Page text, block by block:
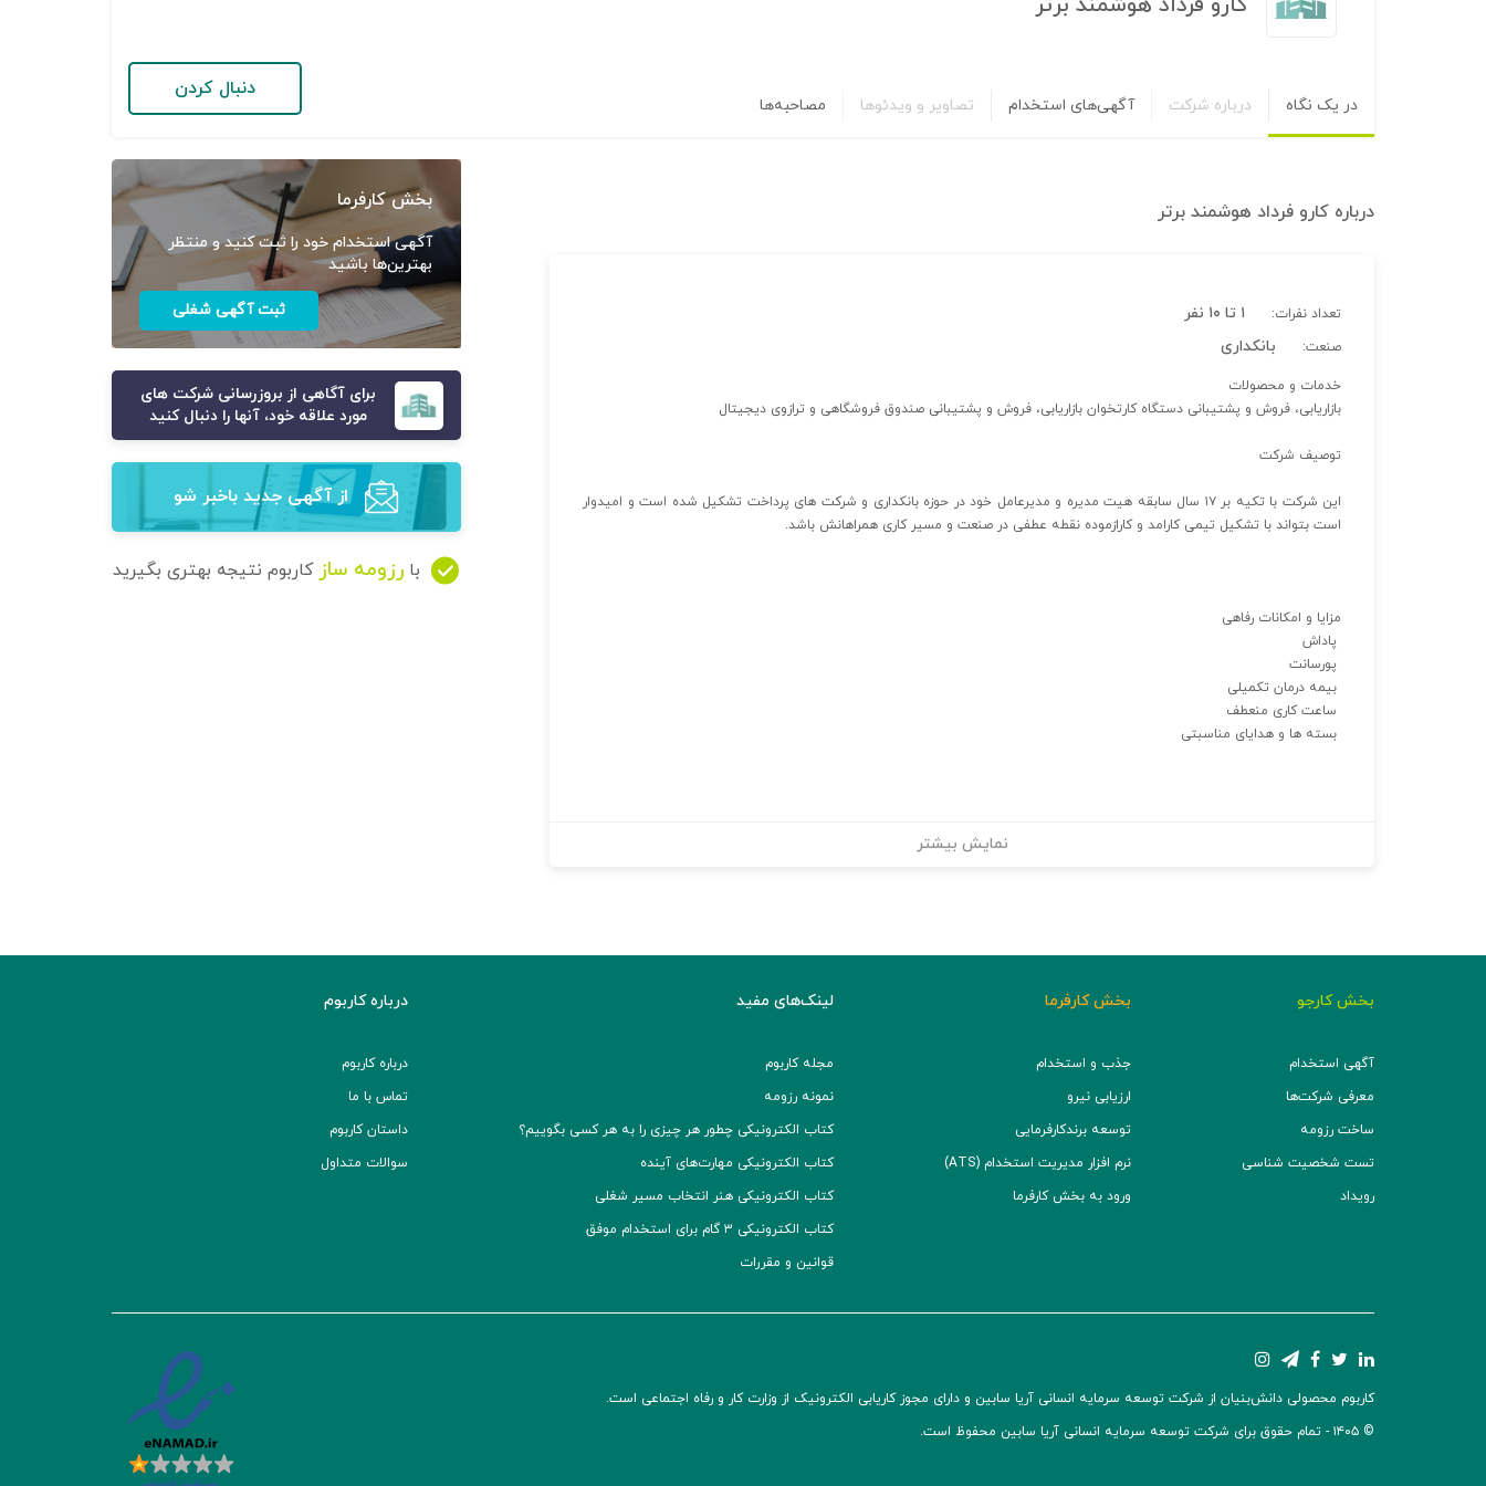
در یک نگاه درباره شرکت آگهی‌های استخدام تصاویر و ویدئوها مصاحبه‌ها
دنبال کردن
درباره کارو فرداد هوشمند برتر
تعداد نفرات: ۱ تا ۱۰ نفر
صنعت: بانکداری
خدمات و محصولات
بازاریابی، فروش و پشتیبانی دستگاه کارتخوان بازاریابی، فروش و پشتیبانی صندوق فروشگاهی و ترازوی دیجیتال
توصیف شرکت
این شرکت با تکیه بر ۱۷ سال سابقه هیت مدیره و مدیرعامل خود در حوزه بانکداری و شرکت های پرداخت تشکیل شده است و امیدوار
است بتواند با تشکیل تیمی کارامد و کارازموده نقطه عطفی در صنعت و مسیر کاری همراهانش باشد.
مزایا و امکانات رفاهی
پاداش
پورسانت
بیمه درمان تکمیلی
ساعت کاری منعطف
بسته ها و هدایای مناسبتی
نمایش بیشتر
بخش کارفرما
آگهی استخدام خود را ثبت کنید و منتظر
بهترین‌ها باشید
ثبت آگهی شغلی
برای آگاهی از بروزرسانی شرکت های
مورد علاقه خود، آنها را دنبال کنید
از آگهی‌ جدید باخبر شو
با رزومه ساز کاربوم نتیجه بهتری بگیرید
بخش کارجو
آگهی استخدام
معرفی شرکت‌ها
ساخت رزومه
تست شخصیت شناسی
رویداد
بخش کارفرما
جذب و استخدام
ارزیابی نیرو
توسعه برند‌کارفرمایی
نرم افزار مدیریت استخدام (ATS)
ورود به بخش کارفرما
لینک‌های مفید
مجله کاربوم
نمونه رزومه
کتاب الکترونیکی چطور هر چیزی را به هر کسی بگوییم؟
کتاب الکترونیکی مهارت‌های آینده
کتاب الکترونیکی هنر انتخاب مسیر شغلی
کتاب الکترونیکی ۳ گام برای استخدام موفق
قوانین و مقررات
درباره کاربوم
درباره کاربوم
تماس با ما
داستان کاربوم
سوالات متداول
کاربوم محصولی دانش‌بنیان از شرکت توسعه سرمایه انسانی آریا سابین و دارای مجوز کاریابی الکترونیک از وزارت کار و رفاه اجتماعی است.
© ۱۴۰۵ -
تمام حقوق برای شرکت توسعه سرمایه انسانی آریا سابین محفوظ است.